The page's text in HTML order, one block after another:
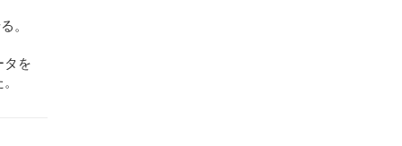
。
タを